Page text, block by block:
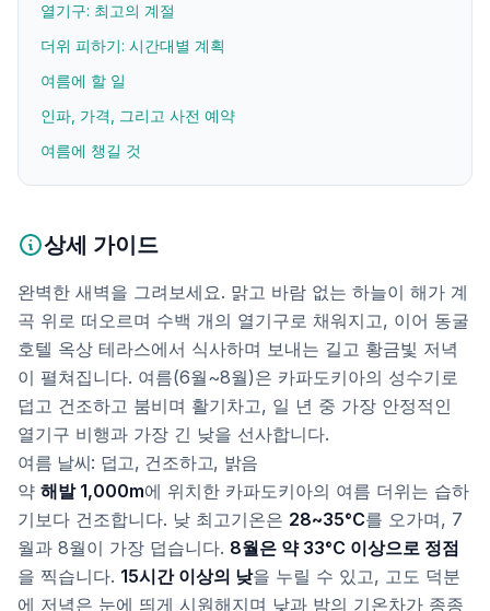
열기구: 최고의 계절
더위 피하기: 시간대별 계획
여름에 할 일
인파, 가격, 그리고 사전 예약
여름에 챙길 것
상세 가이드
완벽한 새벽을 그려보세요. 맑고 바람 없는 하늘이 해가 계
곡 위로 떠오르며 수백 개의 열기구로 채워지고, 이어 동굴
호텔 옥상 테라스에서 식사하며 보내는 길고 황금빛 저녁
이 펼쳐집니다. 여름(6월~8월)은 카파도키아의 성수기로
덥고 건조하고 붐비며 활기차고, 일 년 중 가장 안정적인
열기구 비행과 가장 긴 낮을 선사합니다.
여름 날씨: 덥고, 건조하고, 밝음
약 해발 1,000m에 위치한 카파도키아의 여름 더위는 습하
기보다 건조합니다. 낮 최고기온은 28~35°C를 오가며, 7
월과 8월이 가장 덥습니다. 8월은 약 33°C 이상으로 정점
을 찍습니다. 15시간 이상의 낮을 누릴 수 있고, 고도 덕분
에 저녁은 눈에 띄게 시원해지며 낮과 밤의 기온차가 종종